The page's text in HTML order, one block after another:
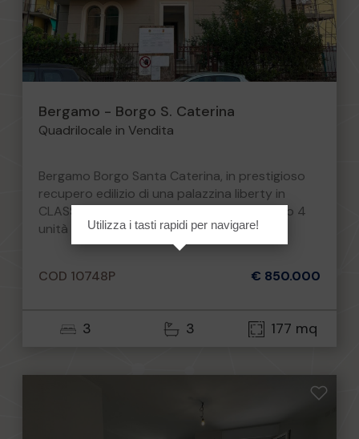
Bergamo - Borgo S. Caterina
Quadrilocale in Vendita
Bergamo Borgo Santa Caterina, in prestigioso
recupero edilizio di una palazzina liberty in
CLASSE ENERGETICA A3, composta da solo 4
unità abitative, a...
COD 10748P € 850.000
3 3 177 mq
Utilizza i tasti rapidi per navigare!